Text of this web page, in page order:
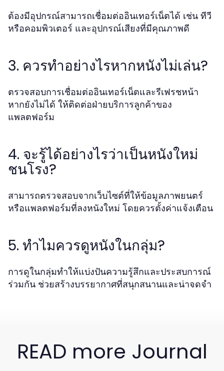
ต้องมีอุปกรณ์สามารถเชื่อมต่ออินเทอร์เน็ตได้ เช่น ทีวี
หรือคอมพิวเตอร์ และอุปกรณ์เสียงที่มีคุณภาพดี
3. ควรทำอย่างไรหากหนังไม่เล่น?
ตรวจสอบการเชื่อมต่ออินเทอร์เน็ตและรีเฟรชหน้า
หากยังไม่ได้ ให้ติดต่อฝ่ายบริการลูกค้าของ
แพลตฟอร์ม
4. จะรู้ได้อย่างไรว่าเป็นหนังใหม่
ชนโรง?
สามารถตรวจสอบจากเว็บไซต์ที่ให้ข้อมูลภาพยนตร์
หรือแพลตฟอร์มที่ลงหนังใหม่ โดยควรตั้งค่าแจ้งเตือน
5. ทำไมควรดูหนังในกลุ่ม?
การดูในกลุ่มทำให้แบ่งปันความรู้สึกและประสบการณ์
ร่วมกัน ช่วยสร้างบรรยากาศที่สนุกสนานและน่าจดจำ
READ more Journal